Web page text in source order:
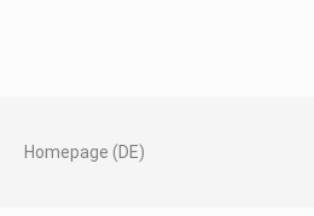
Homepage (DE)